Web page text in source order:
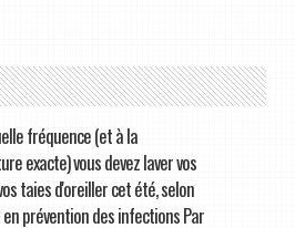
fréquence (et à la
exacte) vous devez laver vos
taies d'oreiller cet été, selon
prévention des infections Par